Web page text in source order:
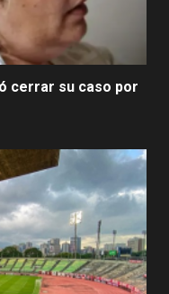
cerrar su caso por